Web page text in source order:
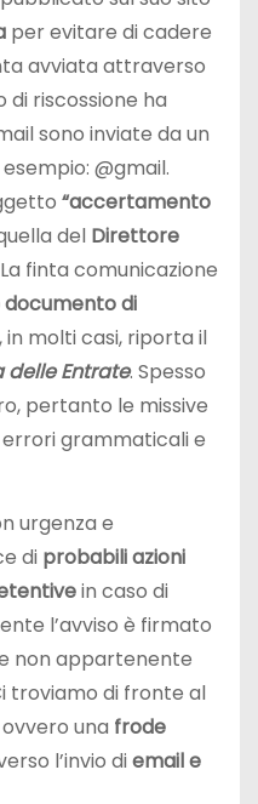
per evitare di cadere
avviata attraverso
di riscossione ha
sono inviate da un
@gmail.
“accertamento
del Direttore
La finta comunicazione
documento di
molti casi, riporta il
delle Entrate. Spesso
pertanto le missive
grammaticali e
urgenza e
di probabili azioni
in caso di
l’avviso è firmato
non appartenente
troviamo di fronte al
una frode
l’invio diemail e